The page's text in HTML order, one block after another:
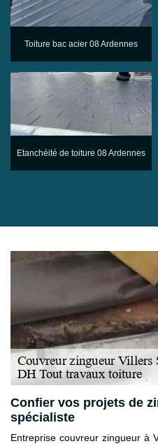
Toiture bac acier 08 Ardennes
Etanchéité de toiture 08 Ardennes
Confier vos projets de
spécialiste
Entreprise couvreur zingueur à